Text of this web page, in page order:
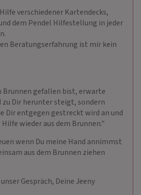
verschiedener Kartendecks,
dem Pendel Hilfestellung in jeder
Beratungserfahrung ist mir kein
Brunnen gefallen bist, erwarte
zu Dir herunter steigt, sondern
Dir entgegen gestreckt wird an und
wieder aus dem Brunnen."
wenn Du meine Hand annimmst
aus dem Brunnen ziehen
Gespräch, Deine Jeeny